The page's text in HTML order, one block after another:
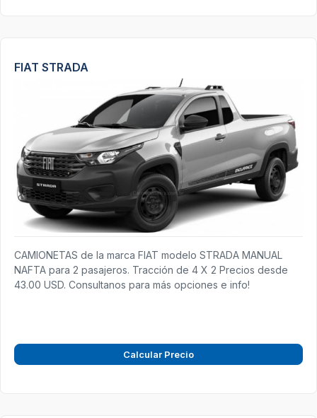
FIAT STRADA
CAMIONETAS de la marca FIAT modelo STRADA MANUAL
NAFTA para 2 pasajeros. Tracción de 4 X 2 Precios desde
43.00 USD. Consultanos para más opciones e info!
Calcular Precio